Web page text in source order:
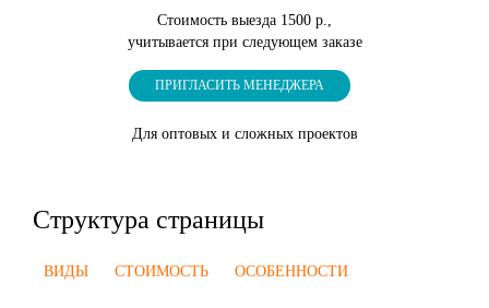
Стоимость выезда 1500 р.,
учитывается при следующем заказе
ПРИГЛАСИТЬ МЕНЕДЖЕРА
Для оптовых и сложных проектов
Структура страницы
ВИДЫ СТОИМОСТЬ ОСОБЕННОСТИ